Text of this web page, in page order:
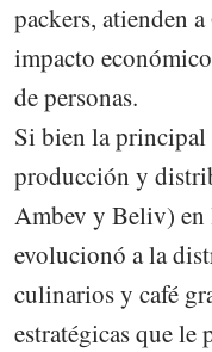
packers, atienden
impacto
de personas.
Si bien la principal
producción y
Ambev y Beliv) en
evolucionó a la
culinarios y café
estratégicas que le